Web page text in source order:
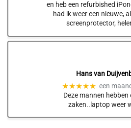
en heb een refurbished
had ik weer een nieuwe,
screenprotector,
Hans van
★★★★★ een
Deze mannen
zaken..laptop weer